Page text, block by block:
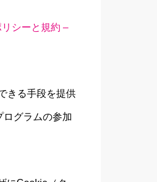
リシーと規約 –
きる手段を提供
グラムの参加